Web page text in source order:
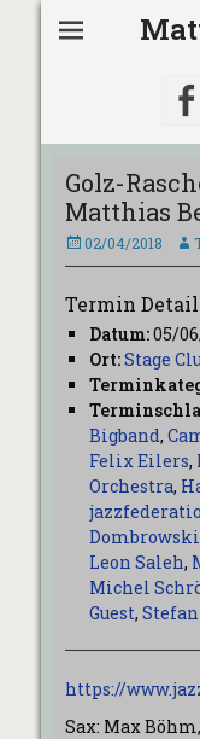
Golz-
Matthias
Veröffentlicht
am
02/04/2018
Termin
Datum:05/
Ort:Stage
Bigband,
Felix Eilers,
Orchestra,
Dombrowski
Leon Saleh,
Michel
Guest,
https://
Sax: Max